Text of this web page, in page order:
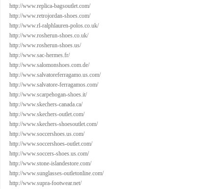
http://www.replica-bagsoutlet.com/
http://www.retrojordan-shoes.com/
http://www.rl-ralphlauren-polos.co.uk/
http://www.rosherun-shoes.co.uk/
http://www.rosherun-shoes.us/
http://www.sac-hermes.fr/
http://www.salomonshoes.com.de/
http://www.salvatoreferragamo.us.com/
http://www.salvatore-ferragamos.com/
http://www.scarpehogan-shoes.it/
http://www.skechers-canada.ca/
http://www.skechers-outlet.com/
http://www.skechers-shoesoutlet.com/
http://www.soccershoes.us.com/
http://www.soccershoes-outlet.com/
http://www.soccers-shoes.us.com/
http://www.stone-islandestore.com/
http://www.sunglasses-outletonline.com/
http://www.supra-footwear.net/